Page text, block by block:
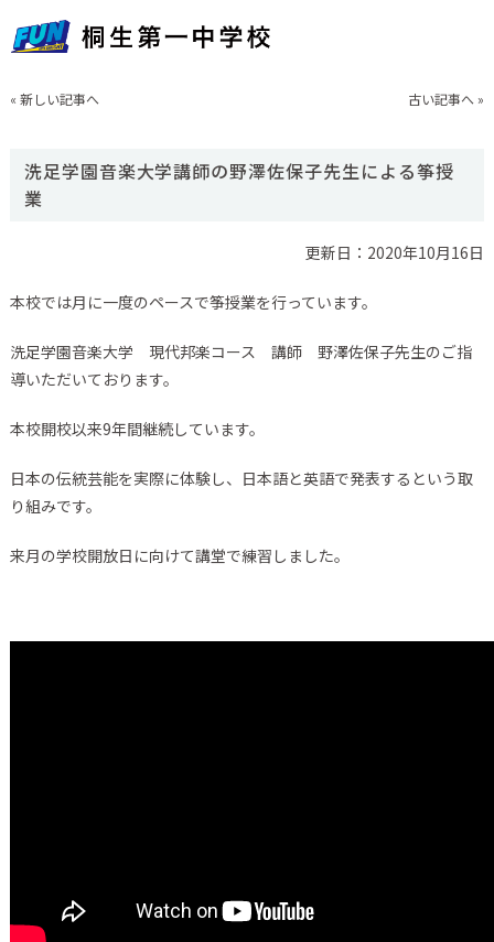
« 新しい記事へ 古い記事へ »
洗足学園音楽大学講師の野澤佐保子先生による筝授
業
更新日：2020年10月16日
本校では月に一度のペースで筝授業を行っています。
洗足学園音楽大学 現代邦楽コース 講師 野澤佐保子先生のご指
導いただいております。
本校開校以来9年間継続しています。
日本の伝統芸能を実際に体験し、日本語と英語で発表するという取
り組みです。
来月の学校開放日に向けて講堂で練習しました。